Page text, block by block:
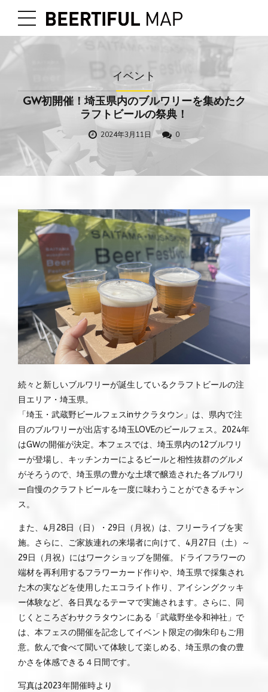
イベント
GW初開催！埼玉県内のブルワリーを集めたク
ラフトビールの祭典！
2024年3月11日 0
続々と新しいブルワリーが誕生しているクラフトビールの注
目エリア・埼玉県。
「埼玉・武蔵野ビールフェスinサクラタウン」は、県内で注
目のブルワリーが出店する埼玉LOVEのビールフェス。2024年
はGWの開催が決定。本フェスでは、埼玉県内の12ブルワリ
ーが登場し、キッチンカーによるビールと相性抜群のグルメ
がそろうので、埼玉県の豊かな土壌で醸造された各ブルワリ
ー自慢のクラフトビールを一度に味わうことができるチャン
ス。
また、4月28日（日）・29日（月祝）は、フリーライブを実
施。さらに、ご家族連れの来場者に向けて、4月27日（土）～
29日（月祝）にはワークショップを開催。ドライフラワーの
端材を再利用するフラワーカード作りや、埼玉県で採集され
た木の実などを使用したエコライト作り、アイシングクッキ
ー体験など、各日異なるテーマで実施されます。さらに、同
じくところざわサクラタウンにある「武蔵野坐令和神社」で
は、本フェスの開催を記念してイベント限定の御朱印もご用
意。飲んで食べて聞いて体験して楽しめる、埼玉県の食の豊
かさを体感できる４日間です。
写真は2023年開催時より